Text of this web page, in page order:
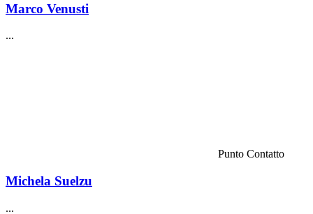
Marco Venusti
...
Punto Contatto
Michela Suelzu
...